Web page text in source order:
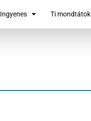
Ingyenes Ti mondtátok